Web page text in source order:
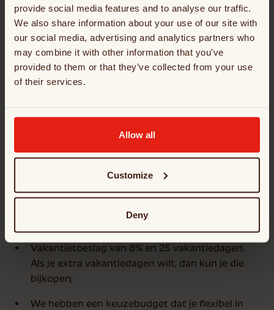
provide social media features and to analyse our traffic.
We also share information about your use of our site with
our social media, advertising and analytics partners who
may combine it with other information that you’ve
provided to them or that they’ve collected from your use
of their services.
Allow all
Customize
Deny
voorkeur in de voedingsmiddelenindustrie.
Wat bieden wij jou?
zorgen niet alleen voor lekker brood, maar ook voor
onze medewerkers. Afhankelijk van jouw kennis en
ervaring, ligt jouw salaris tussen de € 4.730,00 en
week (fulltime). Verder bieden wij jou:
Vakantietoeslag van 8% en 25 vakantiedagen.
Als je extra vakantiedagen wilt, dan kun je die
bijkopen;
We hebben een keuzebudget dat je flexibel in